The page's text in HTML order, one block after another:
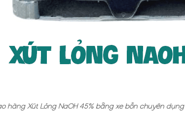
hàng Xút Lỏng NaOH 45% bằng xe bồn chuyên